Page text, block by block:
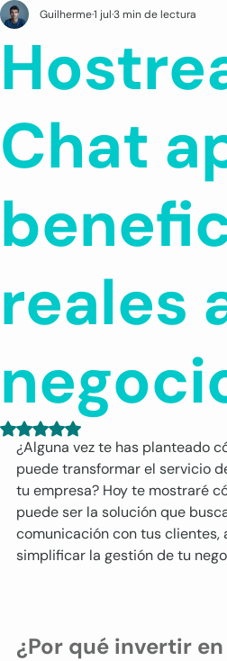
Chat
reales
Guilherme1 jul3 min de lectura
Obtuvo NaN de 5 estrellas.
¿Alguna vez te has planteado
puede transformar el servicio
tu empresa? Hoy te mostraré
puede ser la solución que
comunicación con tus clientes,
simplificar la gestión de tu
¿Por qué invertir